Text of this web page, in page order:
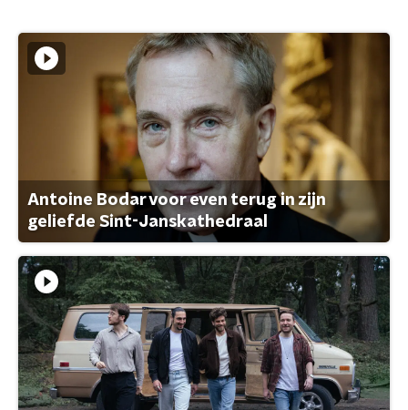
Antoine Bodar voor even terug in zijn
geliefde Sint-Janskathedraal